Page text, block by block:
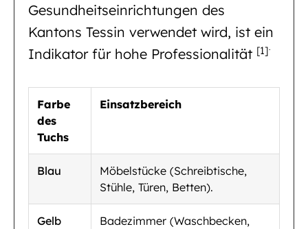
Gesundheitseinrichtungen des
Kantons Tessin verwendet wird, ist ein
Indikator für hohe Professionalität [1].
Farbe
des
Tuchs
Einsatzbereich
Blau
Möbelstücke (Schreibtische,
Stühle, Türen, Betten).
Gelb
Badezimmer (Waschbecken,